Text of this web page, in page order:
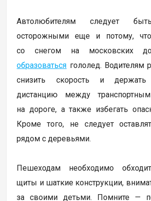
Автолюбителям следует
осторожными еще и потому,
со снегом на московских
образоваться гололед. Водителям
снизить скорость и держать
дистанцию между
на дороге, а также избегать
Кроме того, не следует
рядом с деревьями.
Пешеходам необходимо
щиты и шаткие конструкции,
за своими детьми. Помните —